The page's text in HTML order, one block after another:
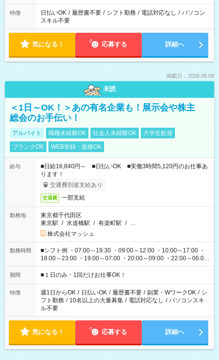
特徴 日払いOK / 履歴書不要 / シフト勤務 / 電話対応なし / パソコン
スキル不要
気になる！ 応募する 詳細へ
掲載日：2026.08.08
未読
＜1日～OK！＞あの有名企業も！展示会や株主
総会のお手伝い！
アルバイト 職種未経験OK 社会人未経験OK
大学生歓迎
ブランクOK
WEB登録・面接OK
給与
■日給16,840円～ ■日払いOK ■実働3時間5,120円のお仕事あ
ります！
交通費別途支給あり
交通費 一部支給
勤務地
東京都千代田区
東京駅 / 水道橋駅 / 有楽町駅 / …
株式会社マッシュ
勤務時間
■シフト例 ・07:00～19:30 ・09:00～12:00 ・10:00～17:00 ・
18:00～23:00 ・19:00～07:00 ・20:00～09:00 ・22:00～06:00
etc ★最短で3時間で5,120円のお仕事から 15時間で2万円近く稼
げるお仕事も！ ご希望のお時間に合わせてご紹介！ ※シフトは
ください！
期間 ■１日のみ・1回だけお仕事OK！
特徴 週1日からOK / 日払いOK / 履歴書不要 / 副業・WワークOK / シ
フト勤務 / 10名以上の大量募集 / 電話対応なし / パソコンスキ
ル不要
気になる！ 応募する 詳細へ